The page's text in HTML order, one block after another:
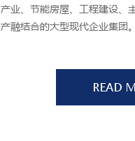
产业、节能房屋、工程建设、
产融结合的大型现代企业集团。
READ